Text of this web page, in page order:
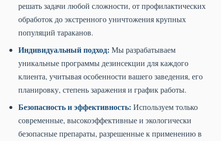
решать задачи любой сложности, от профилактических
обработок до экстренного уничтожения крупных
популяций тараканов.
Индивидуальный подход: Мы разрабатываем
уникальные программы дезинсекции для каждого
клиента, учитывая особенности вашего заведения, его
планировку, степень заражения и график работы.
Безопасность и эффективность: Используем только
современные, высокоэффективные и экологически
безопасные препараты, разрешенные к применению в